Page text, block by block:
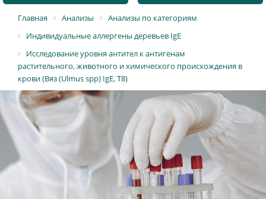
Главная Анализы
Анализы по категориям
Индивидуальные аллергены деревьев IgE
Исследование уровня антител к антигенам
растительного, животного и химического происхождения в
крови (Вяз (Ulmus spp) IgE, T8)